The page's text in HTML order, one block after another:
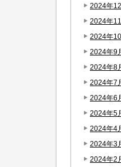
2024年
2024年
2024年
2024年9
2024年8
2024年7
2024年6
2024年5
2024年4
2024年3
2024年2